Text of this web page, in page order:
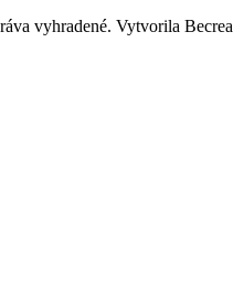
vyhradené. Vytvorila Becrea